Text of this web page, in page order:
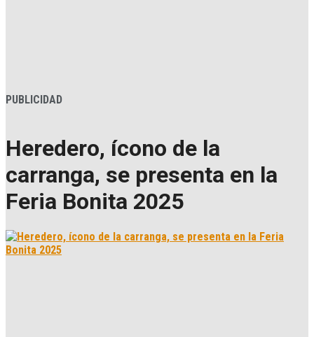
PUBLICIDAD
Heredero, ícono de la
carranga, se presenta en la
Feria Bonita 2025